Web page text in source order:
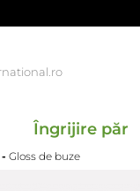
Îngrijire păr
- Gloss de buze